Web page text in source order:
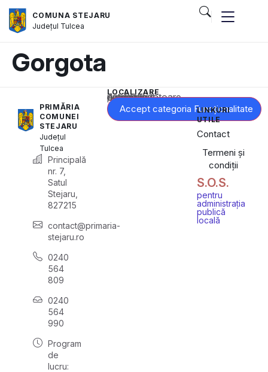
COMUNA STEJARU
Județul Tulcea
Gorgota
PRIMĂRIA
COMUNEI
STEJARU
Județul
Tulcea
Principală
nr. 7,
Satul
Stejaru,
827215
contact@primaria-
stejaru.ro
0240
564
809
0240
564
990
Program
de
lucru:
LOCALIZARE
Acest conținut este blocat până când acceptați categoria corespunzătoare de cookie-uri.
Accept categoria Funcționalitate
LINKURI
UTILE
Contact
Termeni și
condiții
S.O.S.
pentru
administrația
publică
locală